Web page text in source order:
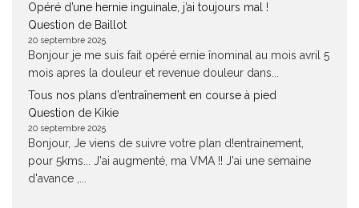
Opéré d’une hernie inguinale, j’ai toujours mal !
Question de Baillot
20 septembre 2025
Bonjour je me suis fait opéré ernie înominal au mois avril 5
mois apres la douleur et revenue douleur dans...
Tous nos plans d’entraînement en course à pied
Question de Kikie
20 septembre 2025
Bonjour, Je viens de suivre votre plan d!entrainement,
pour 5kms... J'ai augmenté, ma VMA !! J'ai une semaine
d'avance ,...